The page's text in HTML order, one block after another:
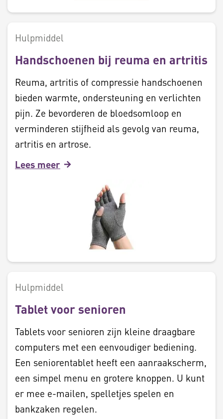
Hulpmiddel
Handschoenen bij reuma en artritis
Reuma, artritis of compressie handschoenen
bieden warmte, ondersteuning en verlichten
pijn. Ze bevorderen de bloedsomloop en
verminderen stijfheid als gevolg van reuma,
artritis en artrose.
Lees meer
Hulpmiddel
Tablet voor senioren
Tablets voor senioren zijn kleine draagbare
computers met een eenvoudiger bediening.
Een seniorentablet heeft een aanraakscherm,
een simpel menu en grotere knoppen. U kunt
er mee e-mailen, spelletjes spelen en
bankzaken regelen.